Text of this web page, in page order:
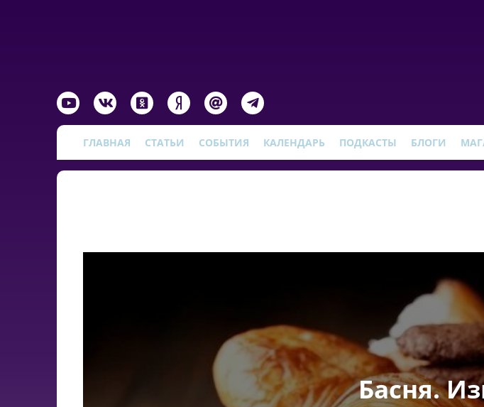
ГЛАВНАЯ СТАТЬИ СОБЫТИЯ КАЛЕНДАРЬ ПОДКАСТЫ БЛОГИ
Басня.